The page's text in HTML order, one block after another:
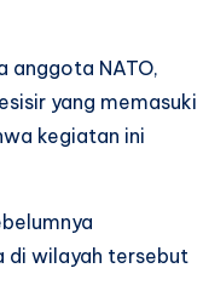
anggota NATO,
yang memasuki
kegiatan ini
di wilayah tersebut